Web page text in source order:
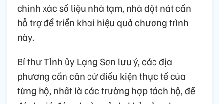
chính xác số liệu nhà tạm, nhà dột nát cần
hỗ trợ để triển khai hiệu quả chương trình
này.
Bí thư Tỉnh ủy Lạng Sơn lưu ý, các địa
phương cần căn cứ điều kiện thực tế của
từng hộ, nhất là các trường hợp tách hộ, để